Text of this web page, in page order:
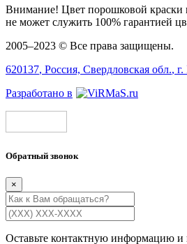
Внимание! Цвет порошковой краски
не может служить 100% гарантией
2005–2023 © Все права защищены.
620137, Россия, Свердловская обл., г.
Разработано в
Обратный звонок
×
Оставьте контактную информацию